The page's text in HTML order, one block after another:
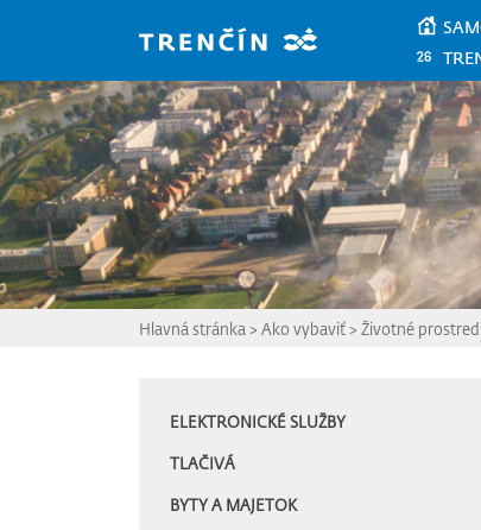
Hlavná stránka > Ako vybaviť> Životné
ELEKTRONICKÉ SLUŽBY
TLAČIVÁ
BYTY A MAJETOK